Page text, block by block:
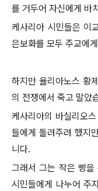
를 거두어 자신에게 바
케사리아 시민들은 이
은보화를 모두 주교에
하지만 율리아노스 황
의 전쟁에서 죽고 말았
케사리아의 바실리오
들에게 돌려주려 했지
니다.
그래서 그는 작은 빵
시민들에게 나누어 주